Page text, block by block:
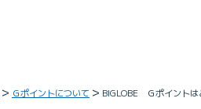
Ｇポイントについて BIGLOBE Ｇポイントは